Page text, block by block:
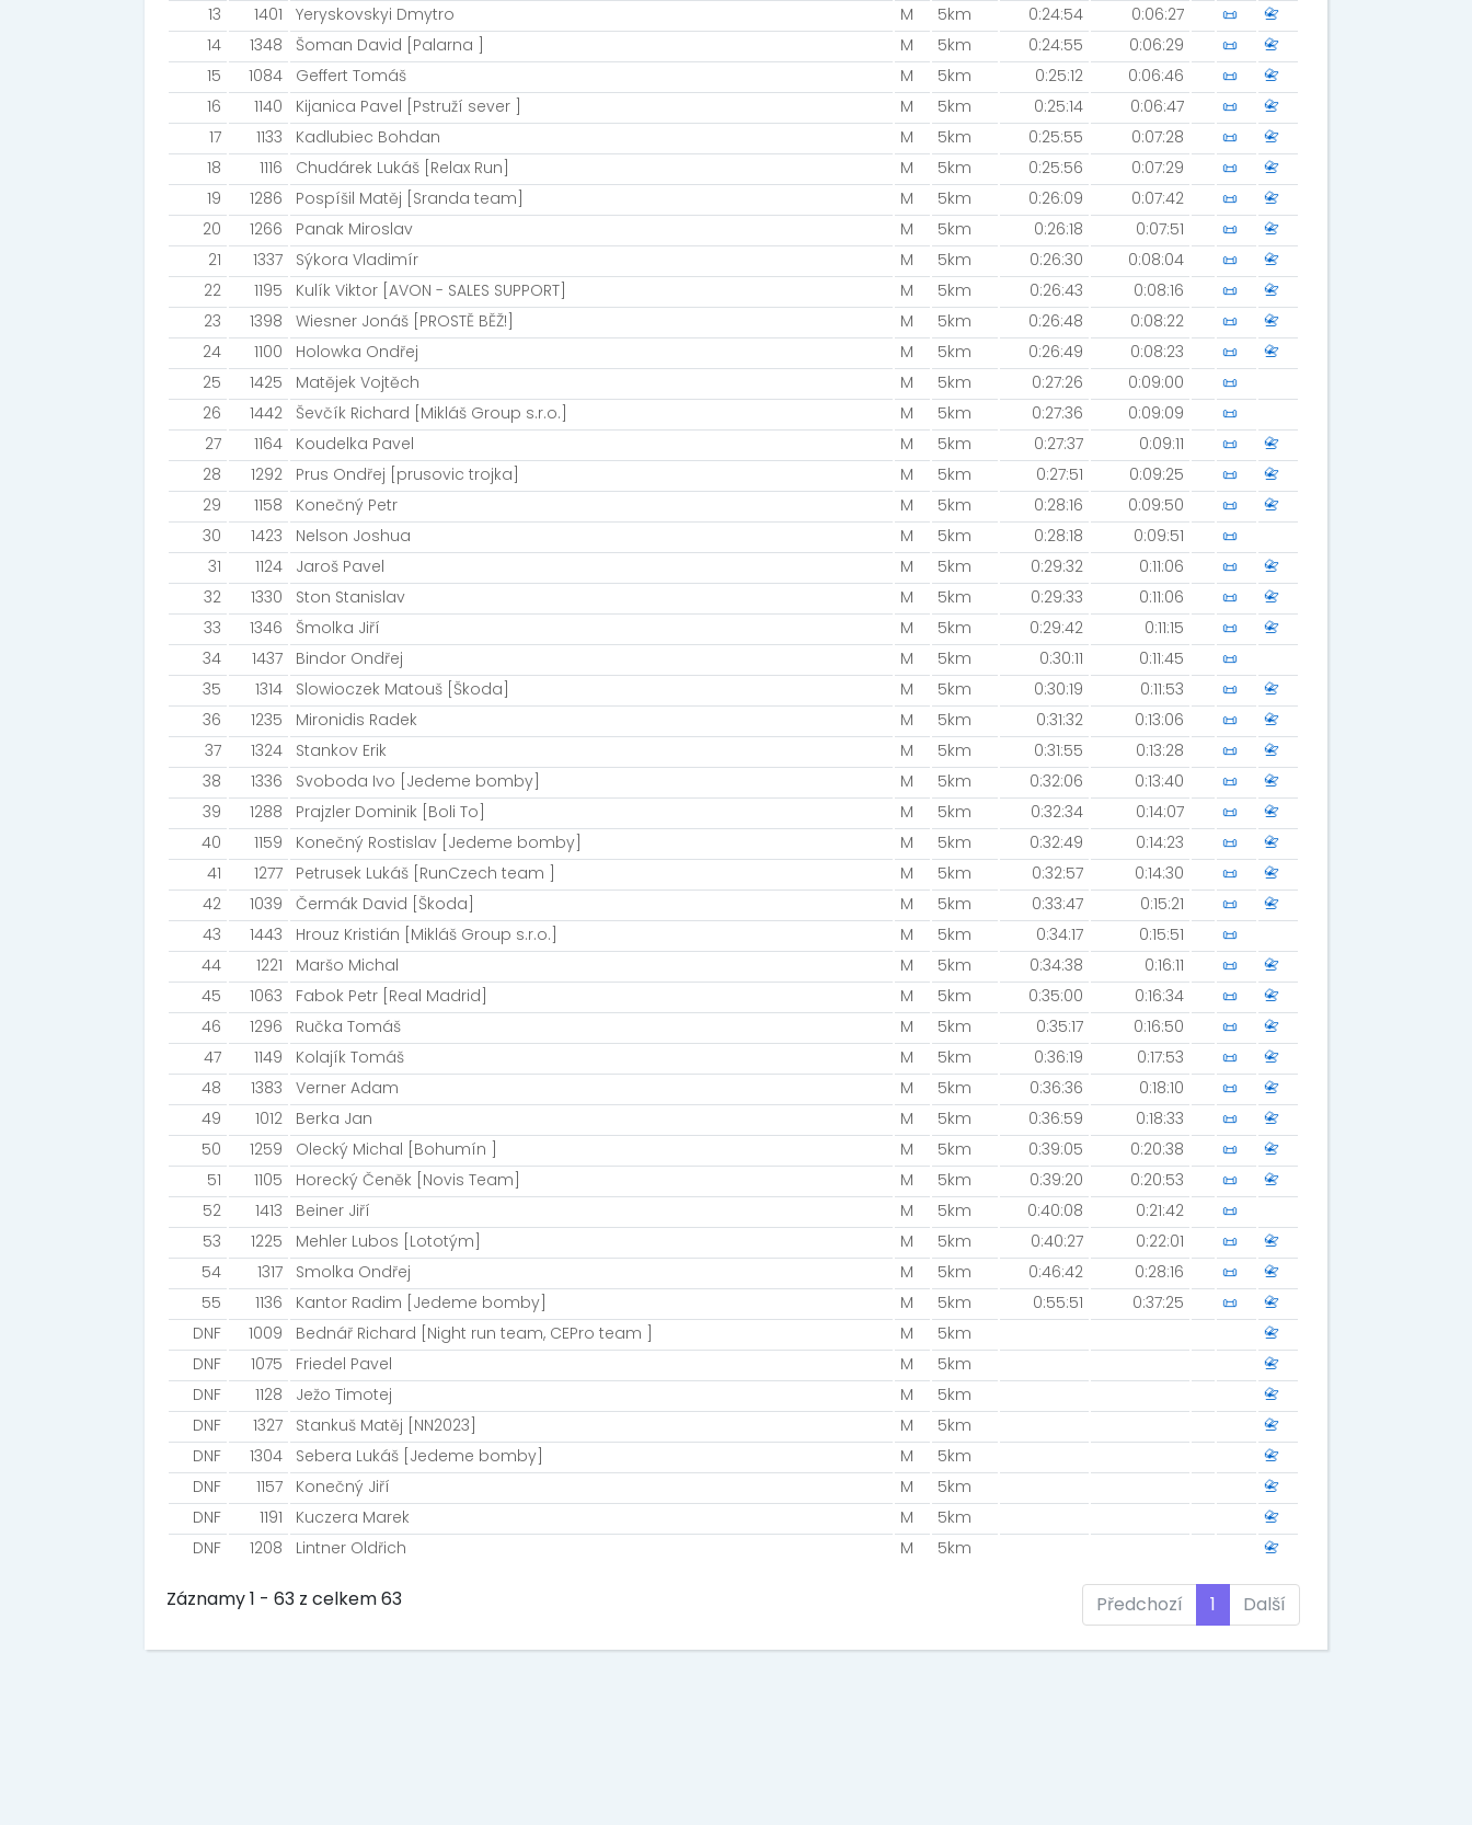
13
1401 Yeryskovskyi Dmytro M 5km 0:24:54 0:06:27 📜
📇
14
1348 Šoman David [Palarna ] M 5km 0:24:55 0:06:29 📜
📇
15
1084 Geffert Tomáš M 5km 0:25:12 0:06:46 📜
📇
16
1140 Kijanica Pavel [Pstruží sever ] M 5km 0:25:14 0:06:47 📜
📇
17
1133 Kadlubiec Bohdan M 5km 0:25:55 0:07:28 📜
📇
18
1116 Chudárek Lukáš [Relax Run] M 5km 0:25:56 0:07:29 📜
📇
19
1286 Pospíšil Matěj [Sranda team] M 5km 0:26:09 0:07:42 📜
📇
20
1266 Panak Miroslav M 5km 0:26:18 0:07:51 📜
📇
21
1337 Sýkora Vladimír M 5km 0:26:30 0:08:04 📜
📇
22
1195 Kulík Viktor [AVON - SALES SUPPORT] M 5km 0:26:43 0:08:16 📜
📇
23
1398 Wiesner Jonáš [PROSTĚ BĚŽ!] M 5km 0:26:48 0:08:22 📜
📇
24
1100 Holowka Ondřej M 5km 0:26:49 0:08:23 📜
📇
25
1425 Matějek Vojtěch M 5km 0:27:26 0:09:00
📜
26
1442 Ševčík Richard [Mikláš Group s.r.o.] M 5km 0:27:36 0:09:09
📜
27
1164 Koudelka Pavel M 5km 0:27:37 0:09:11 📜
📇
28
1292 Prus Ondřej [prusovic trojka] M 5km 0:27:51 0:09:25 📜
📇
29
1158 Konečný Petr M 5km 0:28:16 0:09:50 📜
📇
30
1423 Nelson Joshua M 5km 0:28:18 0:09:51
📜
31
1124 Jaroš Pavel M 5km 0:29:32 0:11:06 📜
📇
32
1330 Ston Stanislav M 5km 0:29:33 0:11:06 📜
📇
33
1346 Šmolka Jiří M 5km 0:29:42 0:11:15 📜
📇
34
1437 Bindor Ondřej M 5km 0:30:11 0:11:45
📜
35
1314 Slowioczek Matouš [Škoda] M 5km 0:30:19 0:11:53 📜
📇
36
1235 Mironidis Radek M 5km 0:31:32 0:13:06 📜
📇
37
1324 Stankov Erik M 5km 0:31:55 0:13:28 📜
📇
38
1336 Svoboda Ivo [Jedeme bomby] M 5km 0:32:06 0:13:40 📜
📇
39
1288 Prajzler Dominik [Boli To] M 5km 0:32:34 0:14:07 📜
📇
40
1159 Konečný Rostislav [Jedeme bomby] M 5km 0:32:49 0:14:23 📜
📇
41
1277 Petrusek Lukáš [RunCzech team ] M 5km 0:32:57 0:14:30 📜
📇
42
1039 Čermák David [Škoda] M 5km 0:33:47 0:15:21 📜
📇
43
1443 Hrouz Kristián [Mikláš Group s.r.o.] M 5km 0:34:17 0:15:51
📜
44
1221 Maršo Michal M 5km 0:34:38 0:16:11 📜
📇
45
1063 Fabok Petr [Real Madrid] M 5km 0:35:00 0:16:34 📜
📇
46
1296 Ručka Tomáš M 5km 0:35:17 0:16:50 📜
📇
47
1149 Kolajík Tomáš M 5km 0:36:19 0:17:53 📜
📇
48
1383 Verner Adam M 5km 0:36:36 0:18:10 📜
📇
49
1012 Berka Jan M 5km 0:36:59 0:18:33 📜
📇
50
1259 Olecký Michal [Bohumín ] M 5km 0:39:05 0:20:38 📜
📇
51
1105 Horecký Čeněk [Novis Team] M 5km 0:39:20 0:20:53 📜
📇
52
1413 Beiner Jiří M 5km 0:40:08 0:21:42
📜
53
1225 Mehler Lubos [Lototým] M 5km 0:40:27 0:22:01 📜
📇
54
1317 Smolka Ondřej M 5km 0:46:42 0:28:16 📜
📇
55
1136 Kantor Radim [Jedeme bomby] M 5km 0:55:51 0:37:25 📜
📇
DNF
1009 Bednář Richard [Night run team, CEPro team ] M 5km
📇
DNF
1075 Friedel Pavel M 5km
📇
DNF
1128 Ježo Timotej M 5km
📇
DNF
1327 Stankuš Matěj [NN2023] M 5km
📇
DNF
1304 Sebera Lukáš [Jedeme bomby] M 5km
📇
DNF
1157 Konečný Jiří M 5km
📇
DNF
1191 Kuczera Marek M 5km
📇
DNF
1208 Lintner Oldřich M 5km 📇
Záznamy 1 - 63 z celkem 63 Předchozí 1 Další